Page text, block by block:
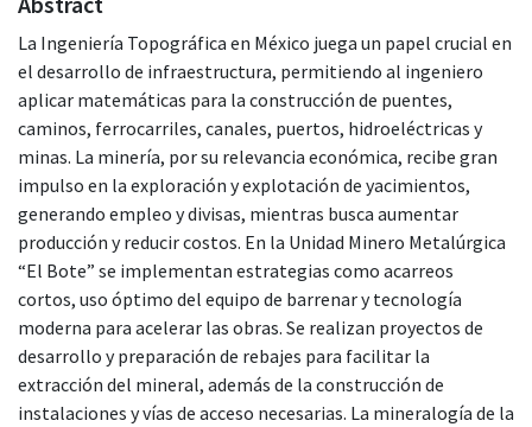
La Ingeniería Topográfica en México juega un papel crucial en
el desarrollo de infraestructura, permitiendo al ingeniero
aplicar matemáticas para la construcción de puentes,
caminos, ferrocarriles, canales, puertos, hidroeléctricas y
minas. La minería, por su relevancia económica, recibe gran
impulso en la exploración y explotación de yacimientos,
generando empleo y divisas, mientras busca aumentar
producción y reducir costos. En la Unidad Minero Metalúrgica
“El Bote” se implementan estrategias como acarreos
cortos, uso óptimo del equipo de barrenar y tecnología
moderna para acelerar las obras. Se realizan proyectos de
desarrollo y preparación de rebajes para facilitar la
extracción del mineral, además de la construcción de
instalaciones y vías de acceso necesarias. La mineralogía de la